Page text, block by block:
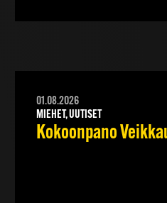
01.08.2026
MIEHET, UUTISET
Kokoonpano